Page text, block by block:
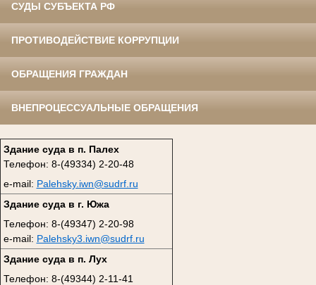
СУДЫ СУБЪЕКТА РФ
ПРОТИВОДЕЙСТВИЕ КОРРУПЦИИ
ОБРАЩЕНИЯ ГРАЖДАН
ВНЕПРОЦЕССУАЛЬНЫЕ ОБРАЩЕНИЯ
Здание суда в п. Палех
Телефон: 8-(49334) 2-20-48
e-mail: Palehsky.iwn@sudrf.ru
Здание суда в г. Южа
Телефон: 8-(49347) 2-20-98
e-mail: Palehsky3.iwn@sudrf.ru
Здание суда в п. Лух
Телефон: 8-(49344) 2-11-41